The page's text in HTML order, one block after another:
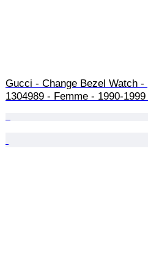
Gucci - Change Bezel Watch -
1304989 - Femme - 1990-1999